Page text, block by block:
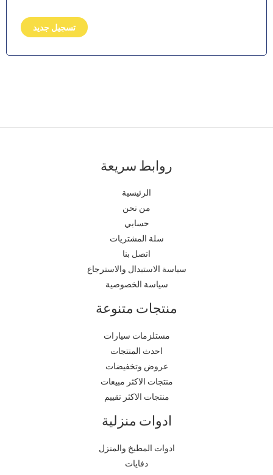
تسجيل جديد
روابط سريعة
الرئيسية
من نحن
حسابي
سلة المشتريات
اتصل بنا
سياسة الاستبدال والاسترجاع
سياسة الخصوصية
منتجات متنوعة
مستلزمات سيارات
احدث المنتجات
عروض وتخفيضات
منتجات الاكثر مبيعات
منتجات الاكثر تقييم
ادوات منزلية
ادوات المطبخ والمنزل
دفايات